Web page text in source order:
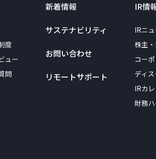
度
ュー
問
新着情報
サステナビリティ
お問い合わせ
リモートサポート
IR情
IRニ
株主
コー
ディ
IRカ
財務